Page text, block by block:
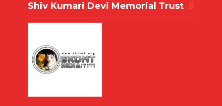
Shiv Kumari Devi Memorial Trust